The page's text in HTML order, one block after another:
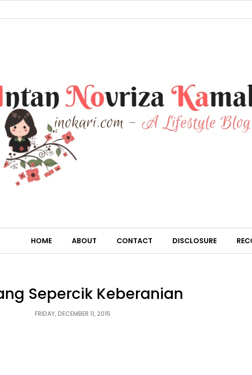
HOME ABOUT CONTACT DISCLOSURE
Sepercik Keberanian
FRIDAY, DECEMBER 11, 2015